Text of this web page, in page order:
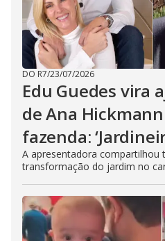
DO R7/23/07/2026
Edu Guedes vira
de Ana
fazenda:
A apresentadora compartilhou
transformação do jardim no